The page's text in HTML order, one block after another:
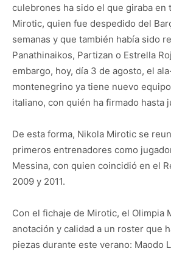
culebrones ha sido el que giraba en
Mirotic, quien fue despedido del
semanas y que también había sido
Panathinaikos, Partizan o Estrella
embargo, hoy, día 3 de agosto, el
montenegrino ya tiene nuevo
italiano, con quién ha firmado hasta
De esta forma, Nikola Mirotic se
primeros entrenadores como
Messina, con quien coincidió en el
2009 y 2011.
Con el fichaje de Mirotic, el Olimpia
anotación y calidad a un roster que
piezas durante este verano: Maodo